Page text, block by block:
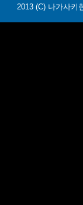
2013 (C) 나가사키